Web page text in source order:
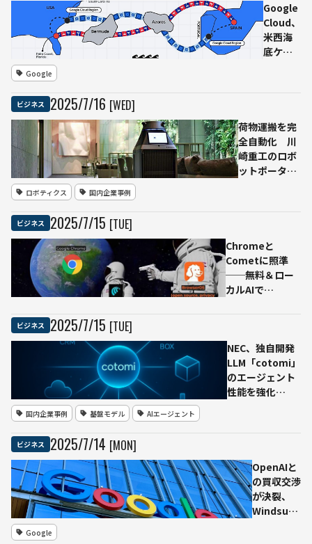
Google
Cloud、
米西海
底ケー
スペイ
ンを直
結
──AI
刷新
Google
ビジネス 2025/7/16 [WED]
荷物運搬を完
全自動化 川
崎重工のロボ
ットポーター
ートを稼働開
始
ロボティクス 国内企業事例
ビジネス 2025/7/15 [TUE]
Chromeと
Cometに照準
──無料＆ロー
カルAIで
Ollamaを一括活
用するOSSブラ
ウザ
「BrowserOS」
ビジネス 2025/7/15 [TUE]
NEC、独自開発
LLM「cotomi」
のエージェント
性能を強化
国内企業事例 基盤モデル AIエージェント
ビジネス 2025/7/14 [MON]
OpenAIと
の買収交渉
が決裂、
Windsurf
Google